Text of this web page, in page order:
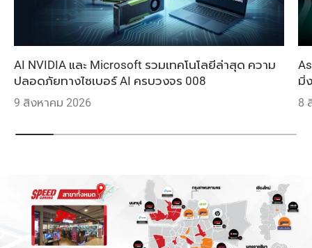
AI NVIDIA และ Microsoft รวมเทคโนโลยีล่าสุด ความ
ปลอดภัยทางไซเบอร์ AI ครบวงจร 008
9 สิงหาคม 2026
มิ่
8